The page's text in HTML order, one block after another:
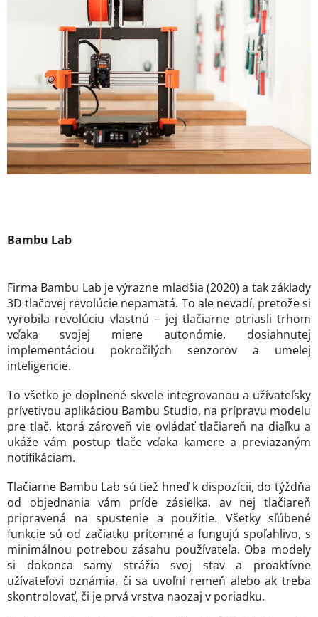
Bambu Lab
Firma Bambu Lab je výrazne mladšia (2020) a tak základy
3D tlačovej revolúcie nepamätá. To ale nevadí, pretože si
vyrobila revolúciu vlastnú – jej tlačiarne otriasli trhom
vďaka svojej miere autonómie, dosiahnutej
implementáciou pokročilých senzorov a umelej
inteligencie.
To všetko je doplnené skvele integrovanou a užívateľsky
prívetivou aplikáciou Bambu Studio, na prípravu modelu
pre tlač, ktorá zároveň vie ovládať tlačiareň na diaľku a
ukáže vám postup tlače vďaka kamere a previazaným
notifikáciam.
Tlačiarne Bambu Lab sú tiež hneď k dispozícii, do týždňa
od objednania vám príde zásielka, av nej tlačiareň
pripravená na spustenie a použitie. Všetky sľúbené
funkcie sú od začiatku prítomné a fungujú spoľahlivo, s
minimálnou potrebou zásahu používateľa. Oba modely
si dokonca samy strážia svoj stav a proaktívne
užívateľovi oznámia, či sa uvoľní remeň alebo ak treba
skontrolovať, či je prvá vrstva naozaj v poriadku.